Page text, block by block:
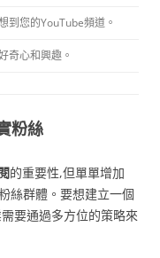
到您的YouTube頻道。
奇心和興趣。
粉絲
的重要性,但單單增加
絲群體。要想建立一個
要通過多方位的策略來